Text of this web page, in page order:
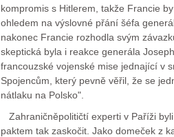
kompromis s Hitlerem, takže Francie
ohledem na výslovné přání šéfa
nakonec Francie rozhodla svým
skeptická byla i reakce generála
francouzské vojenské mise jednající v
Spojencům, který pevně věřil, že se
nátlaku na Polsko".
Zahraničněpolitičtí experti v Paříži
paktem tak zaskočit. Jako domeček z